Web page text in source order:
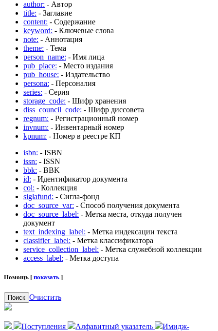
author: - Автор
title: - Заглавие
content: - Содержание
keyword: - Ключевые слова
note: - Аннотация
theme: - Тема
person_name: - Имя лица
pub_place: - Место издания
pub_house: - Издательство
persona: - Персоналия
series: - Серия
storage_code: - Шифр хранения
diss_council_code: - Шифр диссовета
regnum: - Регистрационный номер
invnum: - Инвентарный номер
kpnum: - Номер в реестре КП
isbn: - ISBN
issn: - ISSN
bbk: - BBK
id: - Идентификатор документа
col: - Коллекция
siglafund: - Сигла-фонд
doc_source_var: - Способ получения документа
doc_source_label: - Метка места, откуда получен
документ
text_indexing_label: - Метка индексации текста
classifier_label: - Метка классификатора
service_collection_label: - Метка служебной коллекции
access_label: - Метка доступа
Помощь [ показать ]
Поиск Очистить
Поступления Алфавитный указатель
Имидж-